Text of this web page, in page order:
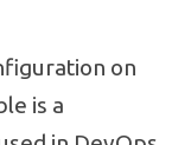
on
is a